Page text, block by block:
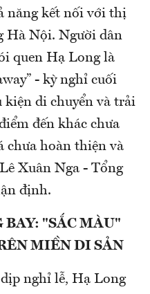
năng kết nối với thị
Hà Nội. Người dân
quen Hạ Long là
- kỳ nghỉ cuối
kiện di chuyển và trải
đến khác chưa
chưa hoàn thiện và
Xuân Nga - Tổng
định.
BAY: "SẮC MÀU"
MIỀN DI SẢN
nghỉ lễ, Hạ Long